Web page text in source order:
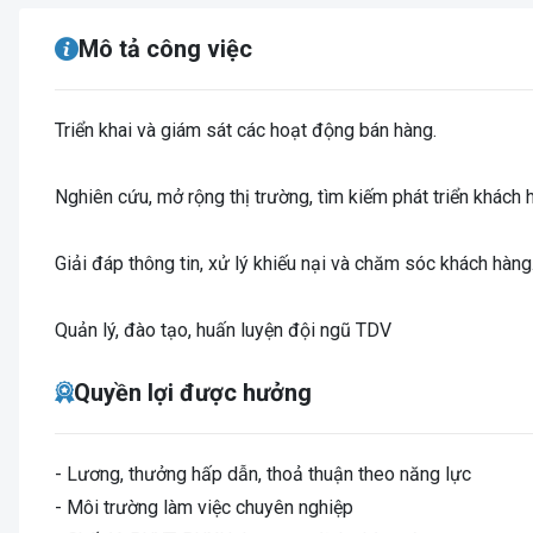
Mô tả công việc
Triển khai và giám sát các hoạt động bán hàng.
Nghiên cứu, mở rộng thị trường, tìm kiếm phát triển khách
Giải đáp thông tin, xử lý khiếu nại và chăm sóc khách hàng.
Quản lý, đào tạo, huấn luyện đội ngũ TDV
Quyền lợi được hưởng
- Lương, thưởng hấp dẫn, thoả thuận theo năng lực
- Môi trường làm việc chuyên nghiệp